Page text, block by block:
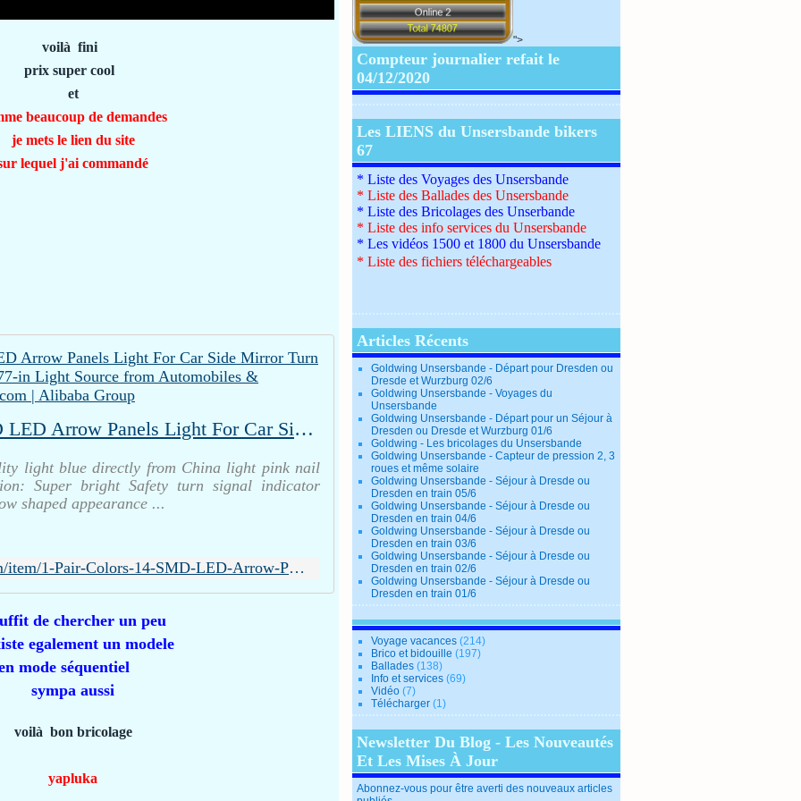
voilà fini
prix super cool
et
beaucoup de demandes
je mets le lien du site
lequel j'ai commandé
1 Pair Colors 14 SMD LED Arrow Panels Light For Car Side Mirror Turn Signal Indicator Light LY177-in Light Source from Automobiles & Motorcycles on Aliexpress.com | Alibaba Group
light blue directly from China light pink nail
Super bright Safety turn signal indicator
shaped appearance ...
http://www.aliexpress.com/item/1-Pair-Colors-14-SMD-LED-Arrow-Panels-Light-For-Car-Side-Mirror-Turn-Signal-Indicator/32446189286.html?spm=2114.01020208.3.11.0sduUK&ws_ab_test=searchweb201556_2,searchweb201527_1_71_72_73_74_75,searchweb201560_3
de chercher un peu
egalement un modele
mode séquentiel
sympa aussi
voilà bon bricolage
yapluka
">
Compteur journalier refait le
04/12/2020
Les LIENS du Unsersbande bikers
67
* Liste des Voyages des Unsersbande
* Liste des Ballades des Unsersbande
* Liste des Bricolages des Unserbande
* Liste des info services du Unsersbande
* Les vidéos 1500 et 1800 du Unsersbande
* Liste des fichiers téléchargeables
Articles Récents
Goldwing Unsersbande - Départ pour Dresden ou
Dresde et Wurzburg 02/6
Goldwing Unsersbande - Voyages du
Unsersbande
Goldwing Unsersbande - Départ pour un Séjour à
Dresden ou Dresde et Wurzburg 01/6
Goldwing - Les bricolages du Unsersbande
Goldwing Unsersbande - Capteur de pression 2, 3
roues et même solaire
Goldwing Unsersbande - Séjour à Dresde ou
Dresden en train 05/6
Goldwing Unsersbande - Séjour à Dresde ou
Dresden en train 04/6
Goldwing Unsersbande - Séjour à Dresde ou
Dresden en train 03/6
Goldwing Unsersbande - Séjour à Dresde ou
Dresden en train 02/6
Goldwing Unsersbande - Séjour à Dresde ou
Dresden en train 01/6
Voyage vacances (214)
Brico et bidouille (197)
Ballades (138)
Info et services (69)
Vidéo (7)
Télécharger (1)
Newsletter Du Blog - Les Nouveautés
Et Les Mises À Jour
Abonnez-vous pour être averti des nouveaux articles